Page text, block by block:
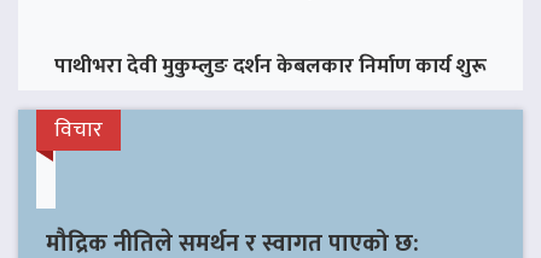
पाथीभरा देवी मुकुम्लुङ दर्शन केबलकार निर्माण कार्य शुरू
विचार
मौद्रिक नीतिले समर्थन र स्वागत पाएको छ: